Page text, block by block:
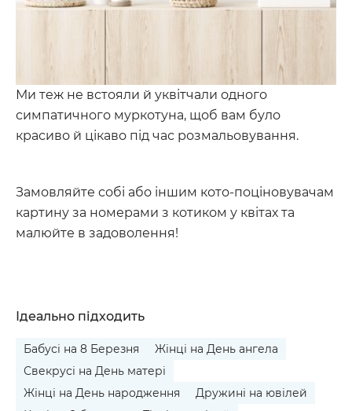
Ми теж не встояли й уквітчали одного
симпатичного муркотуна, щоб вам було
красиво й цікаво під час розмальовування.
Замовляйте собі або іншим кото-поціновувачам
картину за номерами з котиком у квітах та
малюйте в задоволення!
Ідеально підходить
Бабусі на 8 Березня
Жінці на День ангела
Свекрусі на День матері
Жінці на День народження
Дружині на ювілей